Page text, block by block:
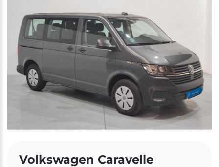
Volkswagen Caravelle